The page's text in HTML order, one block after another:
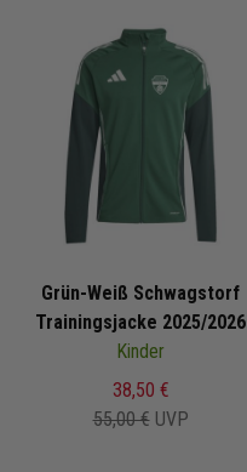
Grün-Weiß Schwagstorf
Trainingsjacke 2025/2026
Kinder
38,50 €
55,00 € UVP